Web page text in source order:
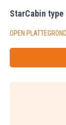
StarCabin type
OPEN PLATTEGROND